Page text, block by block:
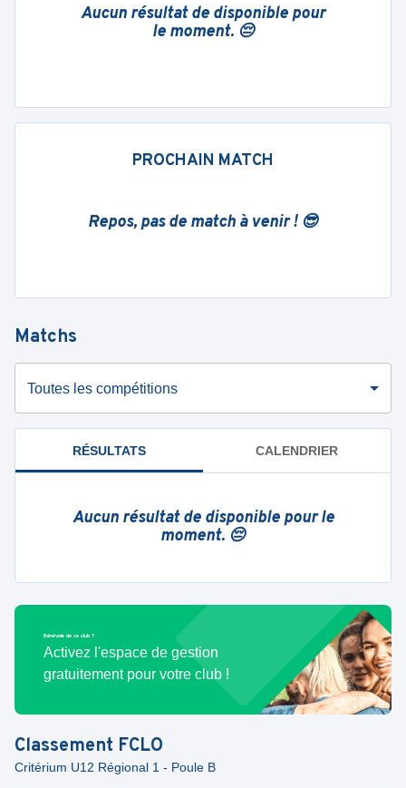
Aucun résultat de disponible pour
le moment. 😔
PROCHAIN MATCH
Repos, pas de match à venir ! 😎
Matchs
Toutes les compétitions
RÉSULTATS CALENDRIER
Aucun résultat de disponible pour le
moment. 😔
Bénévole de ce club ?
Activez l'espace de gestion
gratuitement pour votre club !
Classement FCLO
Critérium U12 Régional 1 - Poule B